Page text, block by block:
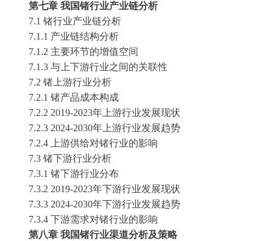
第七章 我国锗行业产业链分析
7.1 锗行业产业链分析
7.1.1 产业链结构分析
7.1.2 主要环节的增值空间
7.1.3 与上下游行业之间的关联性
7.2 锗上游行业分析
7.2.1 锗产品成本构成
7.2.2 2019-2023年上游行业发展现状
7.2.3 2024-2030年上游行业发展趋势
7.2.4 上游供给对锗行业的影响
7.3 锗下游行业分析
7.3.1 锗下游行业分布
7.3.2 2019-2023年下游行业发展现状
7.3.3 2024-2030年下游行业发展趋势
7.3.4 下游需求对锗行业的影响
第八章 我国锗行业渠道分析及策略